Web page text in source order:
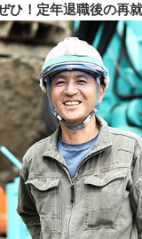
ひ！定年退職後の再